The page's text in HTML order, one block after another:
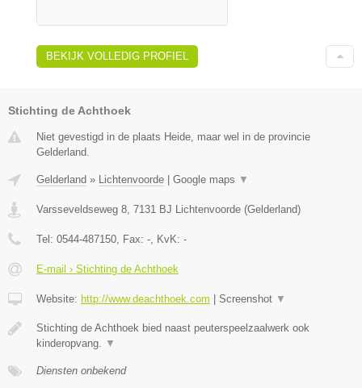
BEKIJK VOLLEDIG PROFIEL
Stichting de Achthoek
Niet gevestigd in de plaats Heide, maar wel in de provincie
Gelderland.
Gelderland » Lichtenvoorde Google maps ▼
Varsseveldseweg 8 7131 BJ Lichtenvoorde (Gelderland)
Tel: 0544-487150 , Fax: - , KvK: -
E-mail › Stichting de Achthoek
Website: http://www.deachthoek.com Screenshot ▼
Stichting de Achthoek bied naast peuterspeelzaalwerk ook
kinderopvang.
▼
Diensten onbekend